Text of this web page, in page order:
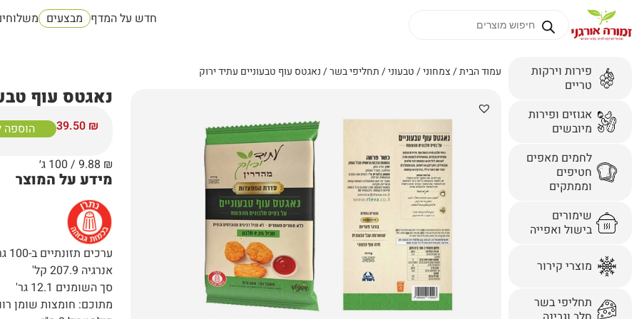
חדש על המדף מבצעים
פירות וירקות
טריים
אגוזים ופירות
מיובשים
לחמים מאפים
חטיפים
וממתקים
שימורים
בישול ואפייה
מוצרי קירור
תחליפי בשר
עמוד הבית/צמחוני / טבעוני/תחליפי בשר/ נאגטס עוף טבעוניים עתיד ירוק
נאגטס עוף
39.50 ₪ הוספה
9.88 ₪ / 100 ג׳
מידע על המוצר
ערכים תזונתיים ב-100 גרם:
אנרגיה 207.9 קל'
סך השומנים 12.1 גר'
מתוכם: חומצות שומן רוויות